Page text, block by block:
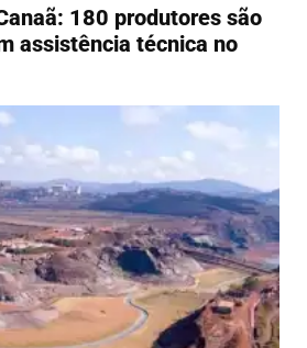
180 produtores são
assistência técnica no